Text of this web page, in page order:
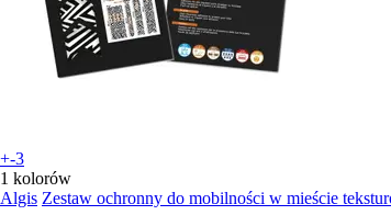
+-3
1 kolorów
Algis Zestaw ochronny do mobilności w mieście